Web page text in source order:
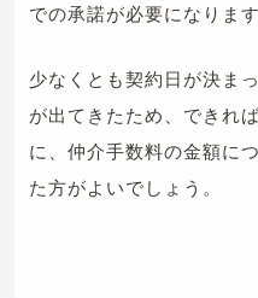
での承諾が必要になります
少なくとも契約日が決ま
が出てきたため、できれ
に、仲介手数料の金額に
た方がよいでしょう。